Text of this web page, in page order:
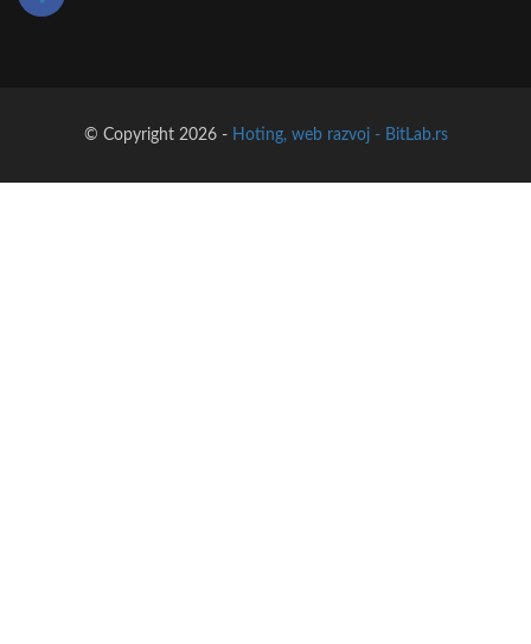
© Copyright 2026 - Hoting, web razvoj - BitLab.rs